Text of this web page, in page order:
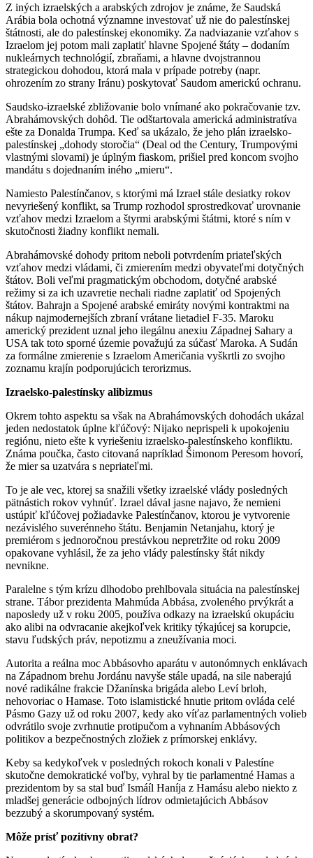
Z iných izraelských a arabských zdrojov je známe, že Saudská
Arábia bola ochotná významne investovať už nie do palestínskej
štátnosti, ale do palestínskej ekonomiky. Za nadviazanie vzťahov s
Izraelom jej potom mali zaplatiť hlavne Spojené štáty – dodaním
nukleárnych technológií, zbraňami, a hlavne dvojstrannou
strategickou dohodou, ktorá mala v prípade potreby (napr.
ohrozením zo strany Iránu) poskytovať Saudom americkú ochranu.
Saudsko-izraelské zbližovanie bolo vnímané ako pokračovanie tzv.
Abrahámovských dohôd. Tie odštartovala americká administratíva
ešte za Donalda Trumpa. Keď sa ukázalo, že jeho plán izraelsko-
palestínskej „dohody storočia“ (Deal od the Century, Trumpovými
vlastnými slovami) je úplným fiaskom, prišiel pred koncom svojho
mandátu s dojednaním iného „mieru“.
Namiesto Palestínčanov, s ktorými má Izrael stále desiatky rokov
nevyriešený konflikt, sa Trump rozhodol sprostredkovať urovnanie
vzťahov medzi Izraelom a štyrmi arabskými štátmi, ktoré s ním v
skutočnosti žiadny konflikt nemali.
Abrahámovské dohody pritom neboli potvrdením priateľských
vzťahov medzi vládami, či zmierením medzi obyvateľmi dotyčných
štátov. Boli veľmi pragmatickým obchodom, dotyčné arabské
režimy si za ich uzavretie nechali riadne zaplatiť od Spojených
štátov. Bahrajn a Spojené arabské emiráty novými kontraktmi na
nákup najmodernejších zbraní vrátane lietadiel F-35. Maroku
americký prezident uznal jeho ilegálnu anexiu Západnej Sahary a
USA tak toto sporné územie považujú za súčasť Maroka. A Sudán
za formálne zmierenie s Izraelom Američania vyškrtli zo svojho
zoznamu krajín podporujúcich terorizmus.
Izraelsko-palestínsky alibizmus
Okrem tohto aspektu sa však na Abrahámovských dohodách ukázal
jeden nedostatok úplne kľúčový: Nijako neprispeli k upokojeniu
regiónu, nieto ešte k vyriešeniu izraelsko-palestínskeho konfliktu.
Známa poučka, často citovaná napríklad Šimonom Peresom hovorí,
že mier sa uzatvára s nepriateľmi.
To je ale vec, ktorej sa snažili všetky izraelské vlády posledných
pätnástich rokov vyhnúť. Izrael dával jasne najavo, že nemieni
ustúpiť kľúčovej požiadavke Palestínčanov, ktorou je vytvorenie
nezávislého suverénneho štátu. Benjamin Netanjahu, ktorý je
premiérom s jednoročnou prestávkou nepretržite od roku 2009
opakovane vyhlásil, že za jeho vlády palestínsky štát nikdy
nevnikne.
Paralelne s tým krízu dlhodobo prehlbovala situácia na palestínskej
strane. Tábor prezidenta Mahmúda Abbása, zvoleného prvýkrát a
naposledy už v roku 2005, používa odkazy na izraelskú okupáciu
ako alibi na odvracanie akejkoľvek kritiky týkajúcej sa korupcie,
stavu ľudských práv, nepotizmu a zneužívania moci.
Autorita a reálna moc Abbásovho aparátu v autonómnych enklávach
na Západnom brehu Jordánu navyše stále upadá, na sile naberajú
nové radikálne frakcie Džanínska brigáda alebo Leví brloh,
nehovoriac o Hamase. Toto islamistické hnutie pritom ovláda celé
Pásmo Gazy už od roku 2007, kedy ako víťaz parlamentných volieb
odvrátilo svoje zvrhnutie protipučom a vyhnaním Abbásových
politikov a bezpečnostných zložiek z prímorskej enklávy.
Keby sa kedykoľvek v posledných rokoch konali v Palestíne
skutočne demokratické voľby, vyhral by tie parlamentné Hamas a
prezidentom by sa stal buď Ismáíl Haníja z Hamásu alebo niekto z
mladšej generácie odbojných lídrov odmietajúcich Abbásov
bezzubý a skorumpovaný systém.
Môže prísť pozitívny obrat?